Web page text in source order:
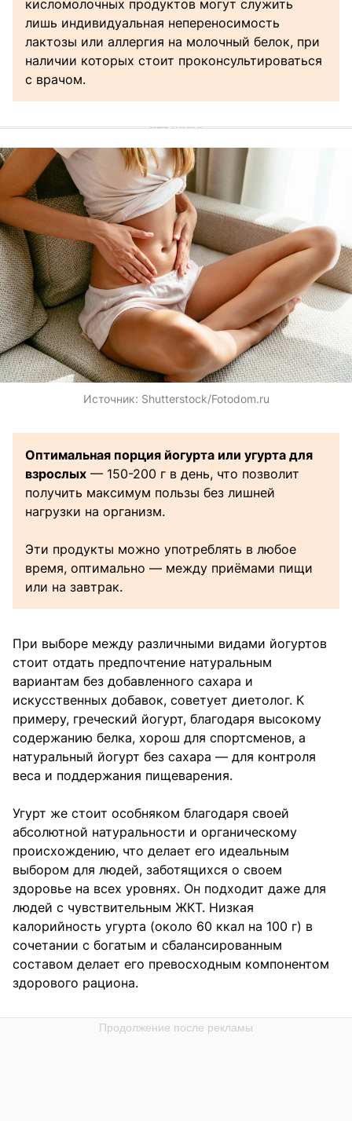
кисломолочных продуктов могут служить
лишь индивидуальная непереносимость
лактозы или аллергия на молочный белок, при
наличии которых стоит проконсультироваться
с врачом.
Источник: Shutterstock/Fotodom.ru
Оптимальная порция йогурта или угурта для
взрослых — 150-200 г в день, что позволит
получить максимум пользы без лишней
нагрузки на организм.
Эти продукты можно употреблять в любое
время, оптимально — между приёмами пищи
или на завтрак.
При выборе между различными видами йогуртов
стоит отдать предпочтение натуральным
вариантам без добавленного сахара и
искусственных добавок, советует диетолог. К
примеру, греческий йогурт, благодаря высокому
содержанию белка, хорош для спортсменов, а
натуральный йогурт без сахара — для контроля
веса и поддержания пищеварения.
Угурт же стоит особняком благодаря своей
абсолютной натуральности и органическому
происхождению, что делает его идеальным
выбором для людей, заботящихся о своем
здоровье на всех уровнях. Он подходит даже для
людей с чувствительным ЖКТ. Низкая
калорийность угурта (около 60 ккал на 100 г) в
сочетании с богатым и сбалансированным
составом делает его превосходным компонентом
здорового рациона.